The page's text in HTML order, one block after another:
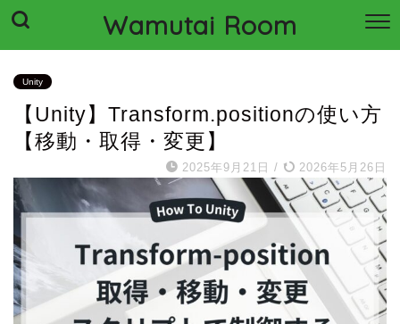
Wamutai Room
Unity
【Unity】Transform.positionの使い方
【移動・取得・変更】
2025年9月21日 / 2026年5月26日